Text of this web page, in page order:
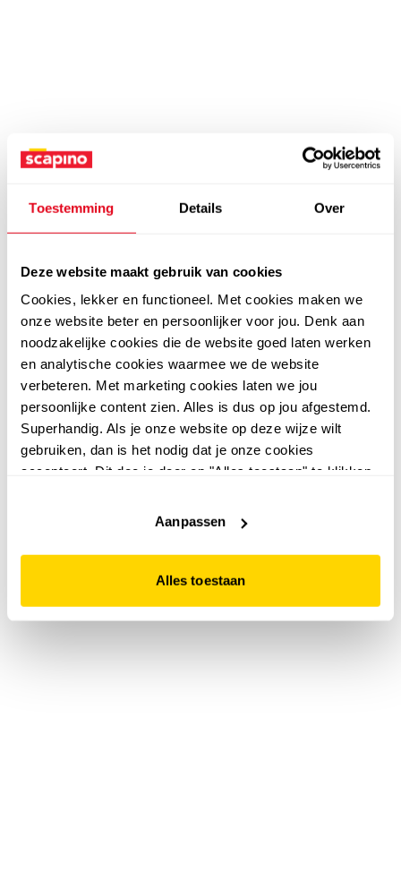
Toestemming Details Over
Deze website maakt gebruik van cookies
Cookies, lekker en functioneel. Met cookies maken we
onze website beter en persoonlijker voor jou. Denk aan
noodzakelijke cookies die de website goed laten werken
en analytische cookies waarmee we de website
verbeteren. Met marketing cookies laten we jou
persoonlijke content zien. Alles is dus op jou afgestemd.
Superhandig. Als je onze website op deze wijze wilt
gebruiken, dan is het nodig dat je onze cookies
accepteert. Dit doe je door op "Alles toestaan" te klikken.
website niet optimaal functioneert.
Aanpassen
Alles toestaan